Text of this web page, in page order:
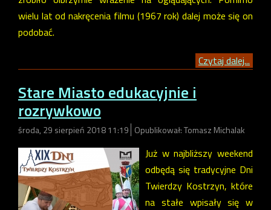
wielu lat od nakręcenia filmu (1967 rok) dalej może się on
podobać.
Czytaj dalej...
Stare Miasto edukacyjnie i
rozrywkowo
środa, 29 sierpień 2018 11:19 Opublikował: Tomasz Michalak
Już w najbliższy weekend
odbędą się tradycyjne Dni
Twierdzy Kostrzyn, które
na stałe wpisały się w